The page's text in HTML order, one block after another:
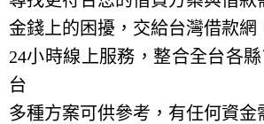
金錢上的困擾，交給台灣借款網
24小時線上服務，整合全台各
台
多種方案可供參考，有任何資金